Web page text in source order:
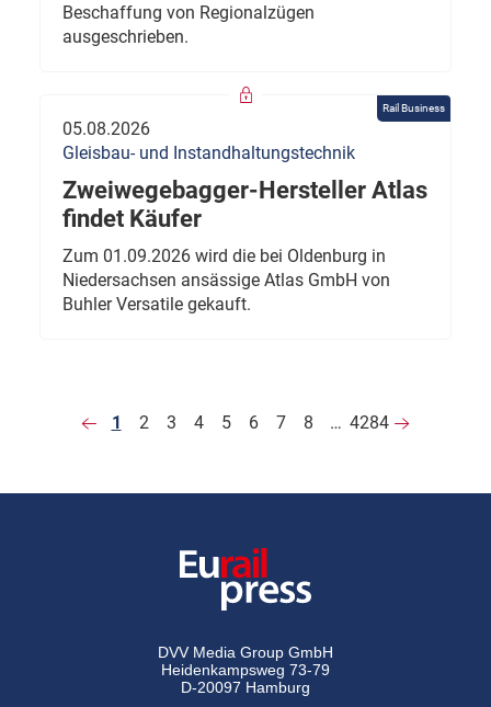
Beschaffung von Regionalzügen
ausgeschrieben.
Rail Business
05.08.2026
Gleisbau- und Instandhaltungstechnik
Zweiwegebagger-Hersteller Atlas
findet Käufer
Zum 01.09.2026 wird die bei Oldenburg in
Niedersachsen ansässige Atlas GmbH von
Buhler Versatile gekauft.
1 2 3 4 5 6 7 8 … 4284
DVV Media Group GmbH
Heidenkampsweg 73-79
D-20097 Hamburg